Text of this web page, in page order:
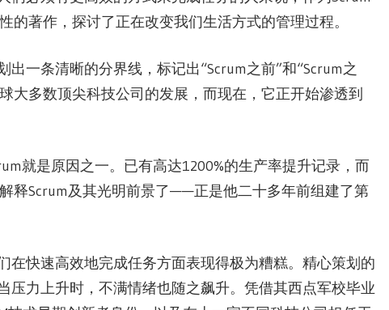
的著作，探讨了正在改变我们生活方式的管理过程。
一条清晰的分界线，标记出“Scrum之前”和“Scrum之
大多数顶尖科技公司的发展，而现在，它正开始渗透到
就是原因之一。已有高达1200%的生产率提升记录，而
释Scrum及其光明前景了——正是他二十多年前组建了第
在快速高效地完成任务方面表现得极为糟糕。精心策划的
压力上升时，不满情绪也随之飙升。凭借其西点军校毕业